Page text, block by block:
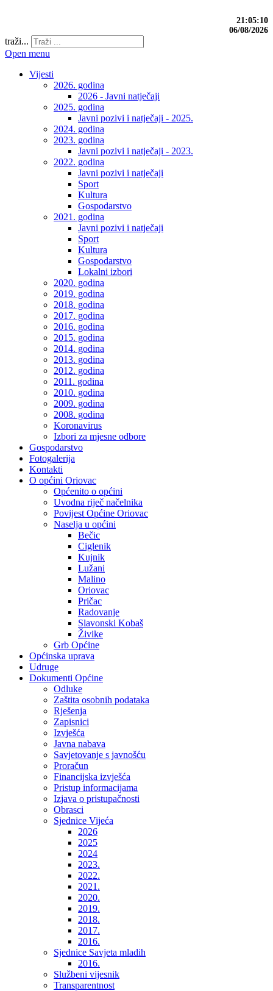
21:05:10
06/08/2026
traži...
Open menu
Vijesti
2026. godina
2026 - Javni natječaji
2025. godina
Javni pozivi i natječaji - 2025.
2024. godina
2023. godina
Javni pozivi i natječaji - 2023.
2022. godina
Javni pozivi i natječaji
Sport
Kultura
Gospodarstvo
2021. godina
Javni pozivi i natječaji
Sport
Kultura
Gospodarstvo
Lokalni izbori
2020. godina
2019. godina
2018. godina
2017. godina
2016. godina
2015. godina
2014. godina
2013. godina
2012. godina
2011. godina
2010. godina
2009. godina
2008. godina
Koronavirus
Izbori za mjesne odbore
Gospodarstvo
Fotogalerija
Kontakti
O općini Oriovac
Općenito o općini
Uvodna riječ načelnika
Povijest Općine Oriovac
Naselja u općini
Bečic
Ciglenik
Kujnik
Lužani
Malino
Oriovac
Pričac
Radovanje
Slavonski Kobaš
Živike
Grb Općine
Općinska uprava
Udruge
Dokumenti Općine
Odluke
Zaštita osobnih podataka
Rješenja
Zapisnici
Izvješća
Javna nabava
Savjetovanje s javnošću
Proračun
Financijska izvješća
Pristup informacijama
Izjava o pristupačnosti
Obrasci
Sjednice Vijeća
2026
2025
2024
2023.
2022.
2021.
2020.
2019.
2018.
2017.
2016.
Sjednice Savjeta mladih
2016.
Službeni vijesnik
Transparentnost